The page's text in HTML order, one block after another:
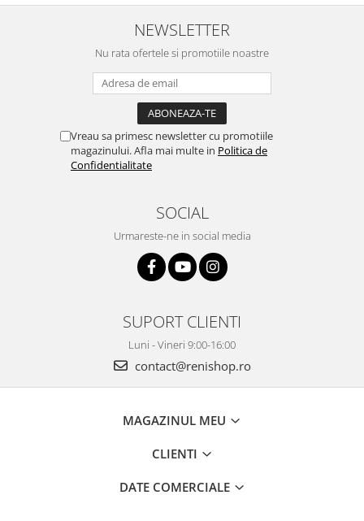
NEWSLETTER
Nu rata ofertele si promotiile noastre
Vreau sa primesc newsletter cu promotiile
magazinului. Afla mai multe in Politica de
Confidentialitate
SOCIAL
Urmareste-ne in social media
SUPORT CLIENTI
Luni - Vineri 9:00-16:00
contact@renishop.ro
MAGAZINUL MEU
CLIENTI
DATE COMERCIALE